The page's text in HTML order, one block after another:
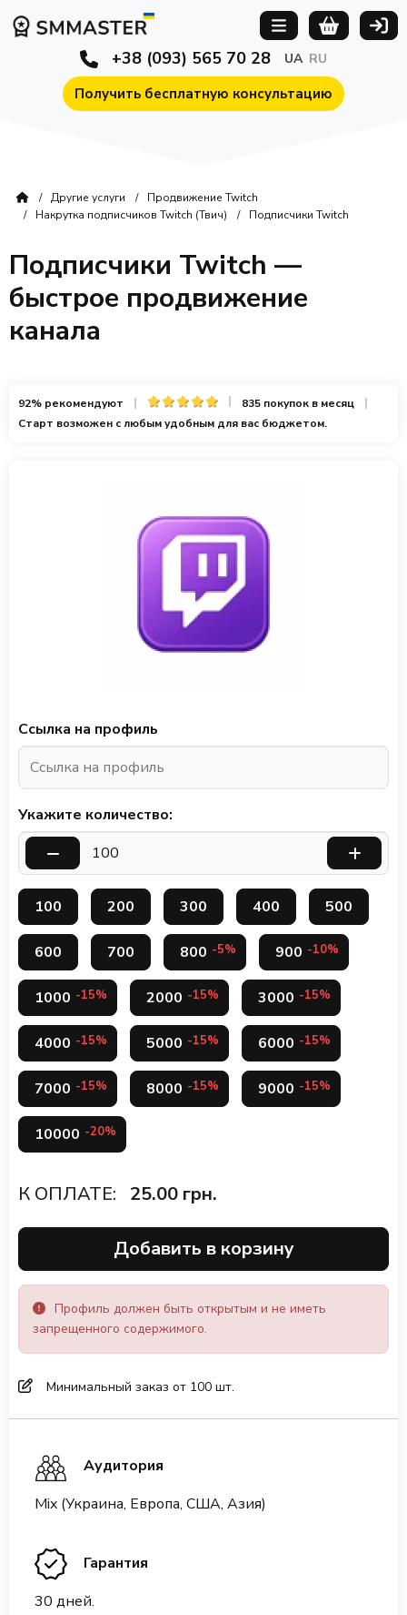
Получить бесплатную консультацию
+38 (093) 565 70 28 UA RU
Другие услуги
Продвижение Twitch
Накрутка подписчиков Twitch (Твич)
Подписчики Twitch
Подписчики Twitch —
быстрое продвижение
канала
92% рекомендуют
835 покупок в месяц
Старт возможен с любым удобным для вас бюджетом.
Ссылка на профиль
Укажите количество:
100 200 300 400 500
600 700 800 -5% 900 -10%
1000 -15% 2000 -15% 3000 -15%
4000 -15% 5000 -15% 6000 -15%
7000 -15% 8000 -15% 9000 -15%
10000 -20%
К ОПЛАТЕ: 25.00 грн.
Добавить в корзину
Профиль должен быть открытым и не иметь
запрещенного содержимого.
Минимальный заказ от 100 шт.
Аудитория
Mix (Украина, Европа, США, Азия)
Гарантия
30 дней.